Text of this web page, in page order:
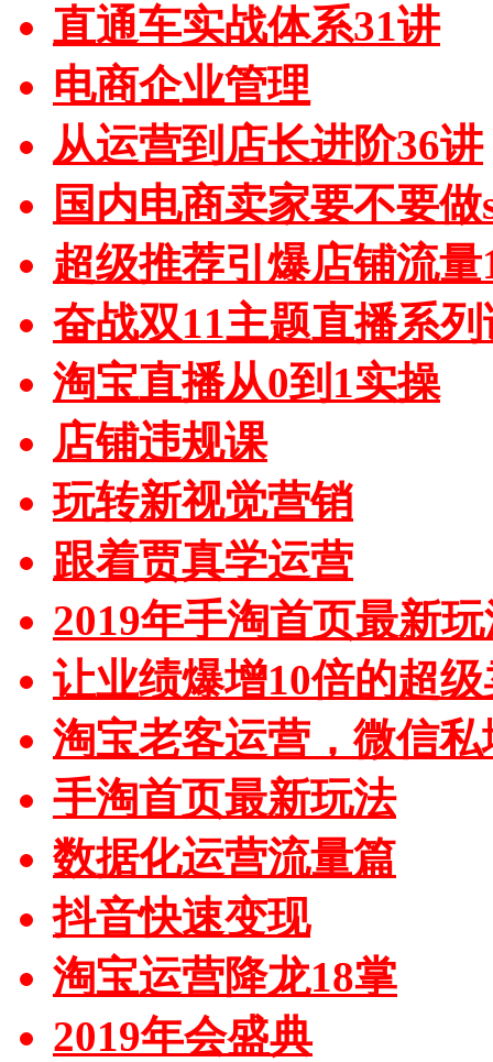
直通车实战体系31讲
电商企业管理
从运营到店长进阶36讲
国内电商卖家要不要做
超级推荐引爆店铺流量
奋战双11主题直播系列
淘宝直播从0到1实操
店铺违规课
玩转新视觉营销
跟着贾真学运营
2019年手淘首页最新
让业绩爆增10倍的超
淘宝老客运营，微信私
手淘首页最新玩法
数据化运营流量篇
抖音快速变现
淘宝运营降龙18掌
2019年会盛典